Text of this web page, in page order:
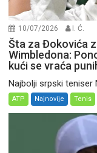
10/07/2026 I. Ć.
Šta za Đokovića
Wimbledona:
kući se vraća
Najbolji srpski teniser
ATP Najnovije Tenis